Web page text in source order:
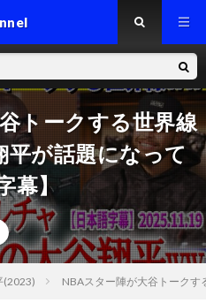
トークする世界線
が話題になって
幕】
(2023) NBAスター陣が大谷トーク